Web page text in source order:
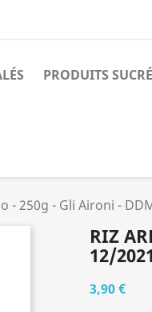
PRODUITS
- 250g - Gli Aironi -
RIZ
12/
3,90 €